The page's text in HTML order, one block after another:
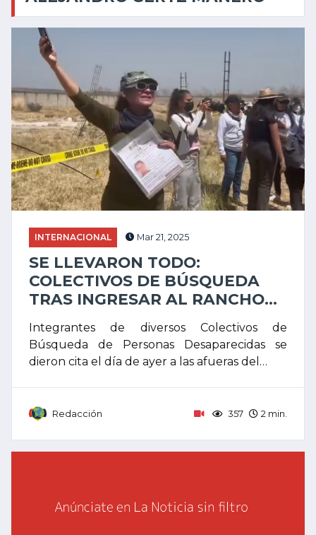
INTERNACIONAL Mar 21, 2025
SE LLEVARON TODO:
COLECTIVOS DE BÚSQUEDA
TRAS INGRESAR AL RANCHO...
Integrantes de diversos Colectivos de
Búsqueda de Personas Desaparecidas se
dieron cita el día de ayer a las afueras del…
Redacción 357 2 min.